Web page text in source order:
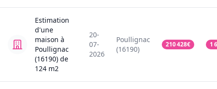
Estimation
d'une
maison à
Poullignac
(16190) de
124 m2
20-
07-
2026
Poullignac
(16190)
210 428€ 1